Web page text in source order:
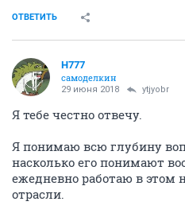
ОТВЕТИТЬ
H777
самоделкин
29 июня 2018 ytjyobr
Я тебе честно отвечу.
Я понимаю всю глубину
насколько его понимают
ежедневно работаю в этом
отрасли.